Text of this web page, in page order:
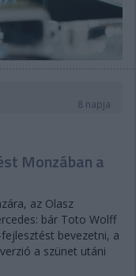
8 napja
Monzában a
az Olasz
bár Toto Wolff
bevezetni, a
a szünet utáni